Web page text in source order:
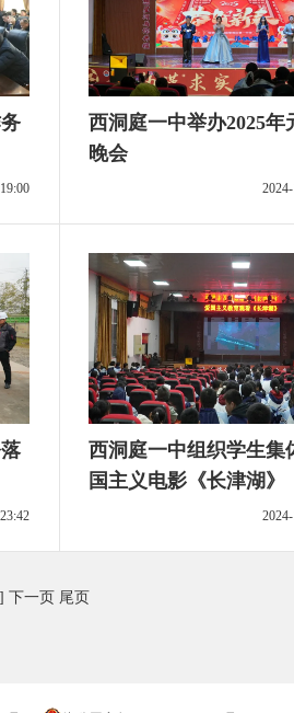
西洞庭一中举办2025年
晚会
西洞庭一中组织学生集
国主义电影《长津湖》
下一页 尾页